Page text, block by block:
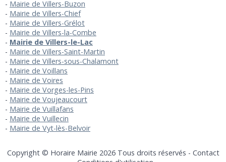
Mairie de Villers-Buzon
Mairie de Villers-Chief
Mairie de Villers-Grélot
Mairie de Villers-la-Combe
Mairie de Villers-le-Lac
Mairie de Villers-Saint-Martin
Mairie de Villers-sous-Chalamont
Mairie de Voillans
Mairie de Voires
Mairie de Vorges-les-Pins
Mairie de Voujeaucourt
Mairie de Vuillafans
Mairie de Vuillecin
Mairie de Vyt-lès-Belvoir
Copyright © Horaire Mairie 2026 Tous droits réservés - Contact